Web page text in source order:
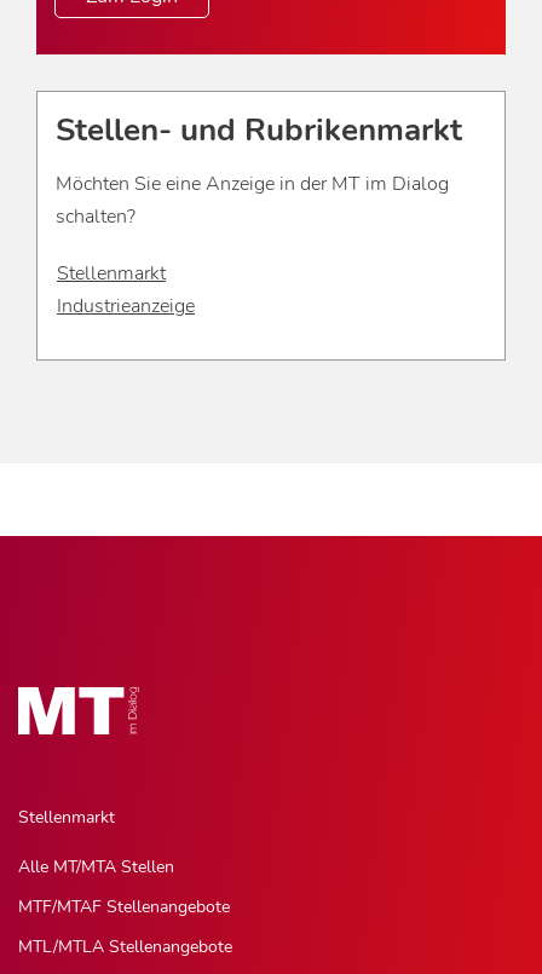
Stellen- und Rubrikenmarkt
Möchten Sie eine Anzeige in der MT im Dialog
schalten?
Stellenmarkt
Industrieanzeige
Stellenmarkt
Alle MT/MTA Stellen
MTF/MTAF Stellenangebote
MTL/MTLA Stellenangebote